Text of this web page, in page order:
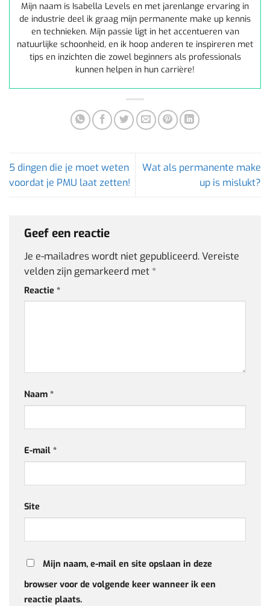
Mijn naam is Isabella Levels en met jarenlange ervaring in
de industrie deel ik graag mijn permanente make up kennis
en technieken. Mijn passie ligt in het accentueren van
natuurlijke schoonheid, en ik hoop anderen te inspireren met
tips en inzichten die zowel beginners als professionals
kunnen helpen in hun carrière!
5 dingen die je moet weten
voordat je PMU laat zetten!
Wat als permanente make
up is mislukt?
Geef een reactie
Je e-mailadres wordt niet gepubliceerd.Vereiste
velden zijn gemarkeerd met *
Reactie *
Naam *
E-mail *
Site
Mijn naam, e-mail en site opslaan in deze
browser voor de volgende keer wanneer ik een
reactie plaats.